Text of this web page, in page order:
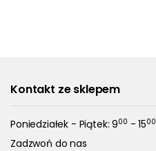
Kontakt ze sklepem
Poniedziałek - Piątek: 900 - 1500
Zadzwoń do nas